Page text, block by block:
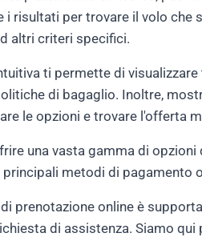
risultati per trovare il volo che
altri criteri specifici.
ti permette di
di bagaglio. Inoltre,
le opzioni e trovare l'offerta
una vasta gamma di
metodi di pagamento
prenotazione online è
di assistenza. Siamo